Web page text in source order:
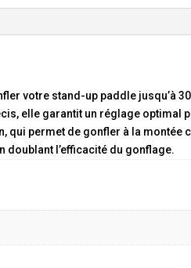
votre stand-up paddle jusqu’à
elle garantit un réglage optimal
qui permet de gonfler à la montée
doublant l’efficacité du gonflage.